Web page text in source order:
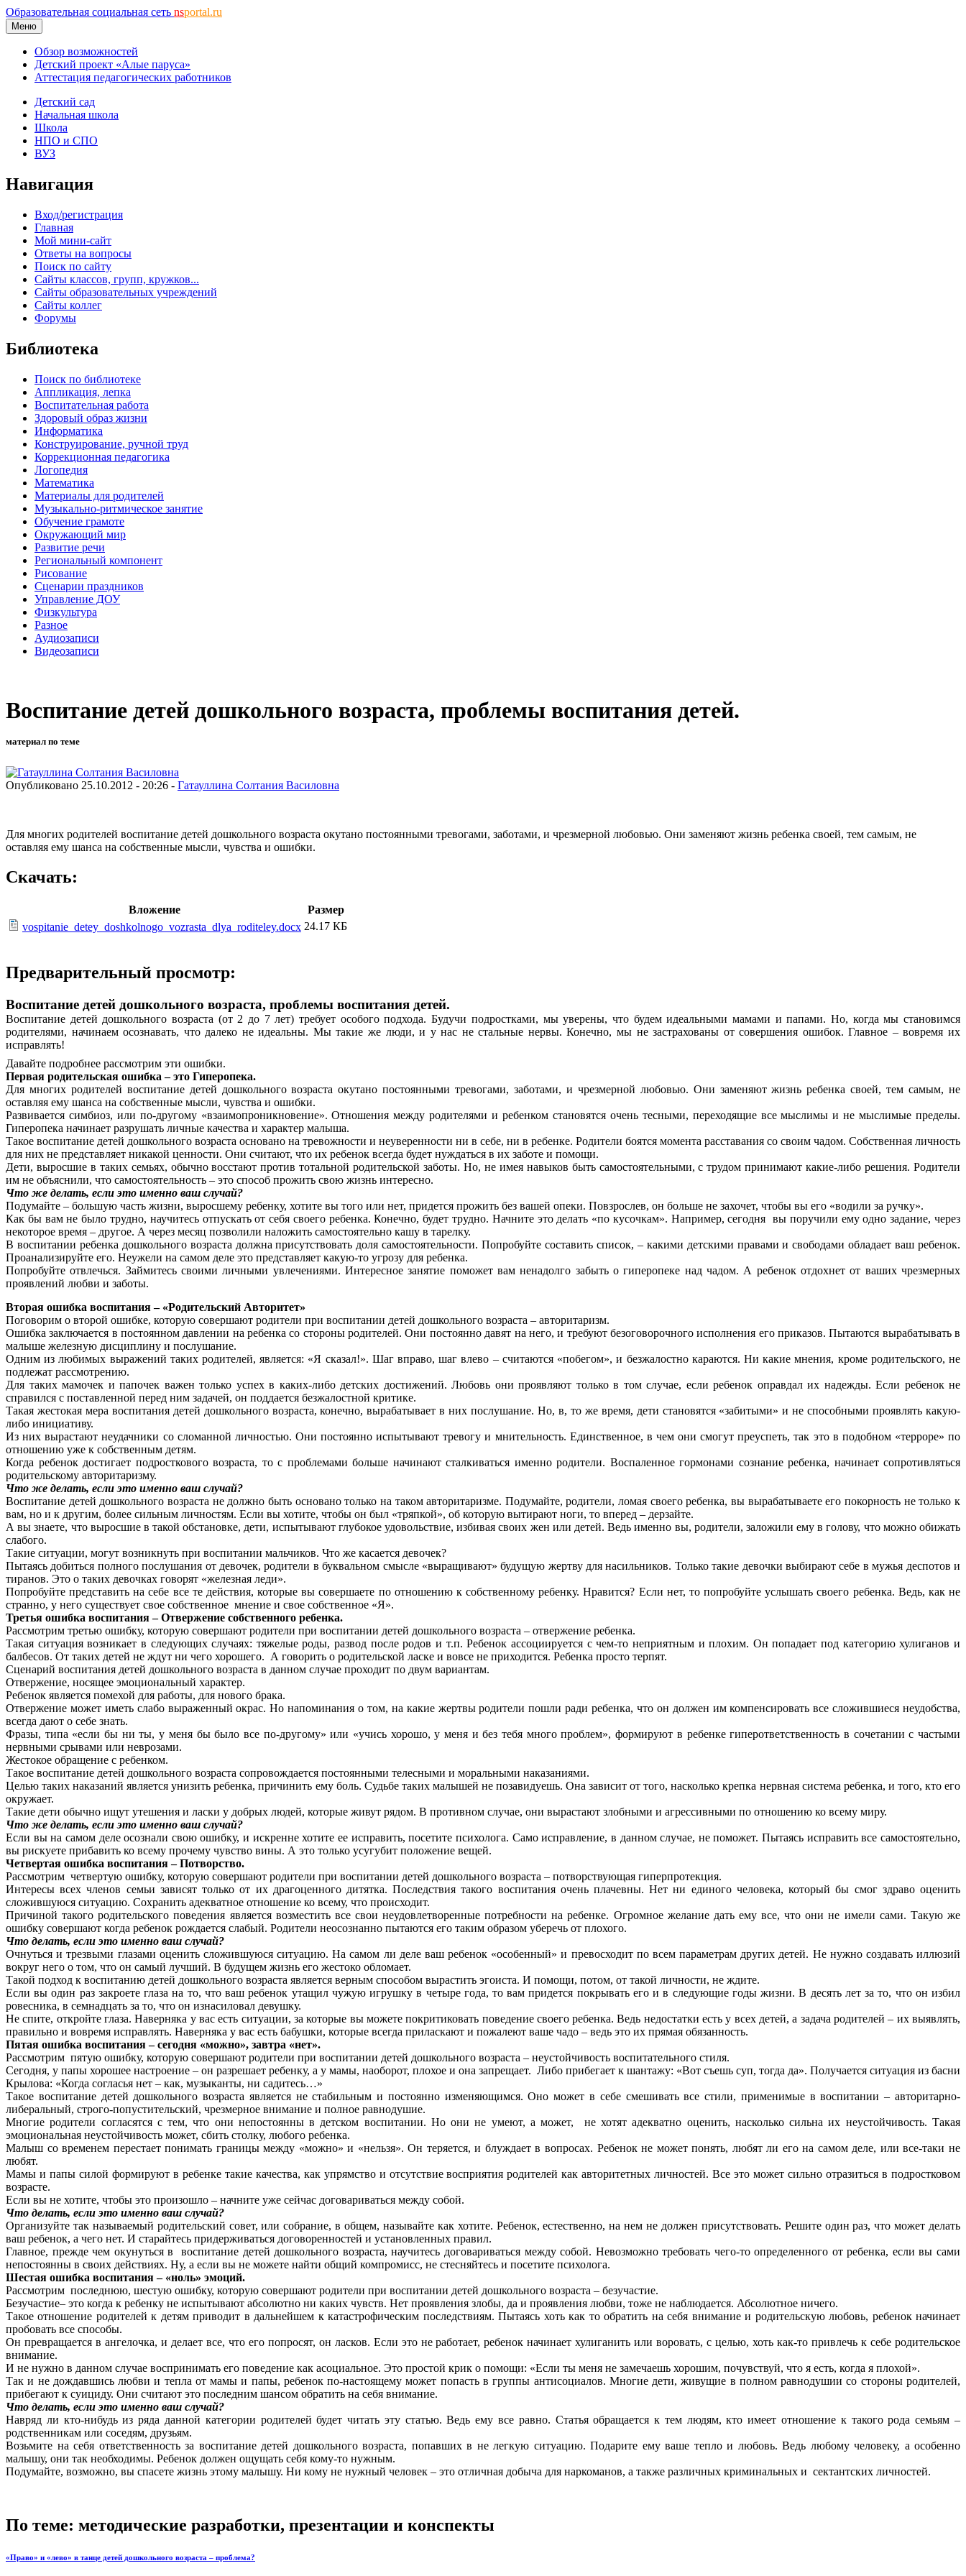
Образовательная социальная сеть nsportal.ru
Меню
Обзор возможностей
Детский проект «Алые паруса»
Аттестация педагогических работников
Детский сад
Начальная школа
Школа
НПО и СПО
ВУЗ
Навигация
Вход/регистрация
Главная
Мой мини-сайт
Ответы на вопросы
Поиск по сайту
Сайты классов, групп, кружков...
Сайты образовательных учреждений
Сайты коллег
Форумы
Библиотека
Поиск по библиотеке
Аппликация, лепка
Воспитательная работа
Здоровый образ жизни
Информатика
Конструирование, ручной труд
Коррекционная педагогика
Логопедия
Математика
Материалы для родителей
Музыкально-ритмическое занятие
Обучение грамоте
Окружающий мир
Развитие речи
Региональный компонент
Рисование
Сценарии праздников
Управление ДОУ
Физкультура
Разное
Аудиозаписи
Видеозаписи
Воспитание детей дошкольного возраста, проблемы воспитания детей.
материал по теме
Опубликовано 25.10.2012 - 20:26 - Гатауллина Солтания Василовна
Для многих родителей воспитание детей дошкольного возраста окутано постоянными тревогами, заботами, и чрезмерной любовью. Они заменяют жизнь ребенка своей, тем самым, не
оставляя ему шанса на собственные мысли, чувства и ошибки.
Скачать:
Вложение
Размер
vospitanie_detey_doshkolnogo_vozrasta_dlya_roditeley.docx 24.17 КБ
Предварительный просмотр:
Воспитание детей дошкольного возраста, проблемы воспитания детей.
Воспитание детей дошкольного возраста (от 2 до 7 лет) требует особого подхода. Будучи подростками, мы уверены, что будем идеальными мамами и папами. Но, когда мы становимся
родителями, начинаем осознавать, что далеко не идеальны. Мы такие же люди, и у нас не стальные нервы. Конечно, мы не застрахованы от совершения ошибок. Главное – вовремя их
исправлять!
Давайте подробнее рассмотрим эти ошибки.
Первая родительская ошибка – это Гиперопека.
Для многих родителей воспитание детей дошкольного возраста окутано постоянными тревогами, заботами, и чрезмерной любовью. Они заменяют жизнь ребенка своей, тем самым, не
оставляя ему шанса на собственные мысли, чувства и ошибки.
Развивается симбиоз, или по-другому «взаимопроникновение». Отношения между родителями и ребенком становятся очень тесными, переходящие все мыслимы и не мыслимые пределы.
Гиперопека начинает разрушать личные качества и характер малыша.
Такое воспитание детей дошкольного возраста основано на тревожности и неуверенности ни в себе, ни в ребенке. Родители боятся момента расставания со своим чадом. Собственная личность
для них не представляет никакой ценности. Они считают, что их ребенок всегда будет нуждаться в их заботе и помощи.
Дети, выросшие в таких семьях, обычно восстают против тотальной родительской заботы. Но, не имея навыков быть самостоятельными, с трудом принимают какие-либо решения. Родители
им не объяснили, что самостоятельность – это способ прожить свою жизнь интересно.
Что же делать, если это именно ваш случай?
Подумайте – большую часть жизни, выросшему ребенку, хотите вы того или нет, придется прожить без вашей опеки. Повзрослев, он больше не захочет, чтобы вы его «водили за ручку».
Как бы вам не было трудно, научитесь отпускать от себя своего ребенка. Конечно, будет трудно. Начните это делать «по кусочкам». Например, сегодня вы поручили ему одно задание, через
некоторое время – другое. А через месяц позволили наложить самостоятельно кашу в тарелку.
В воспитании ребенка дошкольного возраста должна присутствовать доля самостоятельности. Попробуйте составить список, – какими детскими правами и свободами обладает ваш ребенок.
Проанализируйте его. Неужели на самом деле это представляет какую-то угрозу для ребенка.
Попробуйте отвлечься. Займитесь своими личными увлечениями. Интересное занятие поможет вам ненадолго забыть о гиперопеке над чадом. А ребенок отдохнет от ваших чрезмерных
проявлений любви и заботы.
Вторая ошибка воспитания – «Родительский Авторитет»
Поговорим о второй ошибке, которую совершают родители при воспитании детей дошкольного возраста – авторитаризм.
Ошибка заключается в постоянном давлении на ребенка со стороны родителей. Они постоянно давят на него, и требуют безоговорочного исполнения его приказов. Пытаются вырабатывать в
малыше железную дисциплину и послушание.
Одним из любимых выражений таких родителей, является: «Я сказал!». Шаг вправо, шаг влево – считаются «побегом», и безжалостно караются. Ни какие мнения, кроме родительского, не
подлежат рассмотрению.
Для таких мамочек и папочек важен только успех в каких-либо детских достижений. Любовь они проявляют только в том случае, если ребенок оправдал их надежды. Если ребенок не
справился с поставленной перед ним задачей, он поддается безжалостной критике.
Такая жестокая мера воспитания детей дошкольного возраста, конечно, вырабатывает в них послушание. Но, в, то же время, дети становятся «забитыми» и не способными проявлять какую-
либо инициативу.
Из них вырастают неудачники со сломанной личностью. Они постоянно испытывают тревогу и мнительность. Единственное, в чем они смогут преуспеть, так это в подобном «терроре» по
отношению уже к собственным детям.
Когда ребенок достигает подросткового возраста, то с проблемами больше начинают сталкиваться именно родители. Воспаленное гормонами сознание ребенка, начинает сопротивляться
родительскому авторитаризму.
Что же делать, если это именно ваш случай?
Воспитание детей дошкольного возраста не должно быть основано только на таком авторитаризме. Подумайте, родители, ломая своего ребенка, вы вырабатываете его покорность не только к
вам, но и к другим, более сильным личностям. Если вы хотите, чтобы он был «тряпкой», об которую вытирают ноги, то вперед – дерзайте.
А вы знаете, что выросшие в такой обстановке, дети, испытывают глубокое удовольствие, избивая своих жен или детей. Ведь именно вы, родители, заложили ему в голову, что можно обижать
слабого.
Такие ситуации, могут возникнуть при воспитании мальчиков. Что же касается девочек?
Пытаясь добиться полного послушания от девочек, родители в буквальном смысле «выращивают» будущую жертву для насильников. Только такие девочки выбирают себе в мужья деспотов и
тиранов. Это о таких девочках говорят «железная леди».
Попробуйте представить на себе все те действия, которые вы совершаете по отношению к собственному ребенку. Нравится? Если нет, то попробуйте услышать своего ребенка. Ведь, как не
странно, у него существует свое собственное мнение и свое собственное «Я».
Третья ошибка воспитания – Отвержение собственного ребенка.
Рассмотрим третью ошибку, которую совершают родители при воспитании детей дошкольного возраста – отвержение ребенка.
Такая ситуация возникает в следующих случаях: тяжелые роды, развод после родов и т.п. Ребенок ассоциируется с чем-то неприятным и плохим. Он попадает под категорию хулиганов и
балбесов. От таких детей не ждут ни чего хорошего. А говорить о родительской ласке и вовсе не приходится. Ребенка просто терпят.
Сценарий воспитания детей дошкольного возраста в данном случае проходит по двум вариантам.
Отвержение, носящее эмоциональный характер.
Ребенок является помехой для работы, для нового брака.
Отвержение может иметь слабо выраженный окрас. Но напоминания о том, на какие жертвы родители пошли ради ребенка, что он должен им компенсировать все сложившиеся неудобства,
всегда дают о себе знать.
Фразы, типа «если бы ни ты, у меня бы было все по-другому» или «учись хорошо, у меня и без тебя много проблем», формируют в ребенке гиперответственность в сочетании с частыми
нервными срывами или неврозами.
Жестокое обращение с ребенком.
Такое воспитание детей дошкольного возраста сопровождается постоянными телесными и моральными наказаниями.
Целью таких наказаний является унизить ребенка, причинить ему боль. Судьбе таких малышей не позавидуешь. Она зависит от того, насколько крепка нервная система ребенка, и того, кто его
окружает.
Такие дети обычно ищут утешения и ласки у добрых людей, которые живут рядом. В противном случае, они вырастают злобными и агрессивными по отношению ко всему миру.
Что же делать, если это именно ваш случай?
Если вы на самом деле осознали свою ошибку, и искренне хотите ее исправить, посетите психолога. Само исправление, в данном случае, не поможет. Пытаясь исправить все самостоятельно,
вы рискуете прибавить ко всему прочему чувство вины. А это только усугубит положение вещей.
Четвертая ошибка воспитания – Потворство.
Рассмотрим четвертую ошибку, которую совершают родители при воспитании детей дошкольного возраста – потворствующая гиперпротекция.
Интересы всех членов семьи зависят только от их драгоценного дитятка. Последствия такого воспитания очень плачевны. Нет ни единого человека, который бы смог здраво оценить
сложившуюся ситуацию. Сохранить адекватное отношение ко всему, что происходит.
Причиной такого родительского поведения является возместить все свои неудовлетворенные потребности на ребенке. Огромное желание дать ему все, что они не имели сами. Такую же
ошибку совершают когда ребенок рождается слабый. Родители неосознанно пытаются его таким образом уберечь от плохого.
Что делать, если это именно ваш случай?
Очнуться и трезвыми глазами оценить сложившуюся ситуацию. На самом ли деле ваш ребенок «особенный» и превосходит по всем параметрам других детей. Не нужно создавать иллюзий
вокруг него о том, что он самый лучший. В будущем жизнь его жестоко обломает.
Такой подход к воспитанию детей дошкольного возраста является верным способом вырастить эгоиста. И помощи, потом, от такой личности, не ждите.
Если вы один раз закроете глаза на то, что ваш ребенок утащил чужую игрушку в четыре года, то вам придется покрывать его и в следующие годы жизни. В десять лет за то, что он избил
ровесника, в семнадцать за то, что он изнасиловал девушку.
Не спите, откройте глаза. Наверняка у вас есть ситуации, за которые вы можете покритиковать поведение своего ребенка. Ведь недостатки есть у всех детей, а задача родителей – их выявлять,
правильно и вовремя исправлять. Наверняка у вас есть бабушки, которые всегда приласкают и пожалеют ваше чадо – ведь это их прямая обязанность.
Пятая ошибка воспитания – сегодня «можно», завтра «нет».
Рассмотрим пятую ошибку, которую совершают родители при воспитании детей дошкольного возраста – неустойчивость воспитательного стиля.
Сегодня, у папы хорошее настроение – он разрешает ребенку, а у мамы, наоборот, плохое и она запрещает. Либо прибегает к шантажу: «Вот съешь суп, тогда да». Получается ситуация из басни
Крылова: «Когда согласья нет – как, музыканты, ни садитесь…»
Такое воспитание детей дошкольного возраста является не стабильным и постоянно изменяющимся. Оно может в себе смешивать все стили, применимые в воспитании – авторитарно-
либеральный, строго-попустительский, чрезмерное внимание и полное равнодушие.
Многие родители согласятся с тем, что они непостоянны в детском воспитании. Но они не умеют, а может, не хотят адекватно оценить, насколько сильна их неустойчивость. Такая
эмоциональная неустойчивость может, сбить столку, любого ребенка.
Малыш со временем перестает понимать границы между «можно» и «нельзя». Он теряется, и блуждает в вопросах. Ребенок не может понять, любят ли его на самом деле, или все-таки не
любят.
Мамы и папы силой формируют в ребенке такие качества, как упрямство и отсутствие восприятия родителей как авторитетных личностей. Все это может сильно отразиться в подростковом
возрасте.
Если вы не хотите, чтобы это произошло – начните уже сейчас договариваться между собой.
Что делать, если это именно ваш случай?
Организуйте так называемый родительский совет, или собрание, в общем, называйте как хотите. Ребенок, естественно, на нем не должен присутствовать. Решите один раз, что может делать
ваш ребенок, а чего нет. И старайтесь придерживаться договоренностей и установленных правил.
Главное, прежде чем окунуться в воспитание детей дошкольного возраста, научитесь договариваться между собой. Невозможно требовать чего-то определенного от ребенка, если вы сами
непостоянны в своих действиях. Ну, а если вы не можете найти общий компромисс, не стесняйтесь и посетите психолога.
Шестая ошибка воспитания – «ноль» эмоций.
Рассмотрим последнюю, шестую ошибку, которую совершают родители при воспитании детей дошкольного возраста – безучастие.
Безучастие– это когда к ребенку не испытывают абсолютно ни каких чувств. Нет проявления злобы, да и проявления любви, тоже не наблюдается. Абсолютное ничего.
Такое отношение родителей к детям приводит в дальнейшем к катастрофическим последствиям. Пытаясь хоть как то обратить на себя внимание и родительскую любовь, ребенок начинает
пробовать все способы.
Он превращается в ангелочка, и делает все, что его попросят, он ласков. Если это не работает, ребенок начинает хулиганить или воровать, с целью, хоть как-то привлечь к себе родительское
внимание.
И не нужно в данном случае воспринимать его поведение как асоциальное. Это простой крик о помощи: «Если ты меня не замечаешь хорошим, почувствуй, что я есть, когда я плохой».
Так и не дождавшись любви и тепла от мамы и папы, ребенок по-настоящему может попасть в группы антисоциалов. Многие дети, живущие в полном равнодушии со стороны родителей,
прибегают к суициду. Они считают это последним шансом обратить на себя внимание.
Что делать, если это именно ваш случай?
Навряд ли кто-нибудь из ряда данной категории родителей будет читать эту статью. Ведь ему все равно. Статья обращается к тем людям, кто имеет отношение к такого рода семьям –
родственникам или соседям, друзьям.
Возьмите на себя ответственность за воспитание детей дошкольного возраста, попавших в не легкую ситуацию. Подарите ему ваше тепло и любовь. Ведь любому человеку, а особенно
малышу, они так необходимы. Ребенок должен ощущать себя кому-то нужным.
Подумайте, возможно, вы спасете жизнь этому малышу. Ни кому не нужный человек – это отличная добыча для наркоманов, а также различных криминальных и сектантских личностей.
По теме: методические разработки, презентации и конспекты
«Право» и «лево» в танце детей дошкольного возраста – проблема?